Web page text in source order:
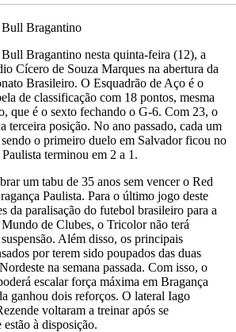
Bragantino
Bragantino nesta quinta-feira (12), a
Cícero de Souza Marques na abertura da
Brasileiro. O Esquadrão de Aço é o
de classificação com 18 pontos, mesma
que é o sexto fechando o G-6. Com 23, o
terceira posição. No ano passado, cada um
sendo o primeiro duelo em Salvador ficou no
terminou em 2 a 1.
um tabu de 35 anos sem vencer o Red
Paulista. Para o último jogo deste
da paralisação do futebol brasileiro para a
de Clubes, o Tricolor não terá
Além disso, os principais
por terem sido poupados das duas
na semana passada. Com isso, o
escalar força máxima em Bragança
ganhou dois reforços. O lateral Iago
voltaram a treinar após se
estão à disposição.